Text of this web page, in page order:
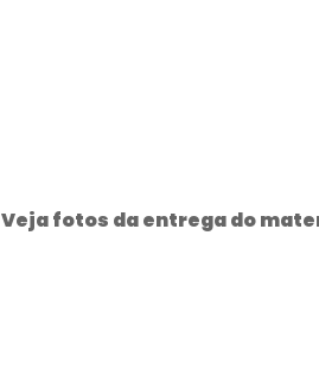
Veja fotos da entrega do